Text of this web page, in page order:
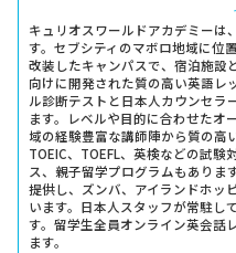
キュリオスワールドアカデミーは
す。セブシティのマボロ地域に位
改装したキャンパスで、宿泊施設
向けに開発された質の高い英語レ
ル診断テストと日本人カウンセラ
ます。レベルや目的に合わせたオ
域の経験豊富な講師陣から質の高
TOEIC、TOEFL、英検などの試験
ス、親子留学プログラムもありま
提供し、ズンバ、アイランドホッ
います。日本人スタッフが常駐し
す。留学生全員オンライン英会
ます。